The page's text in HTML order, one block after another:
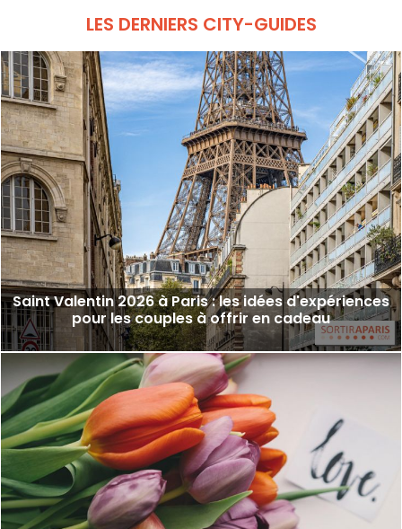
LES DERNIERS CITY-GUIDES
Saint Valentin 2026 à Paris : les idées d'expériences
pour les couples à offrir en cadeau